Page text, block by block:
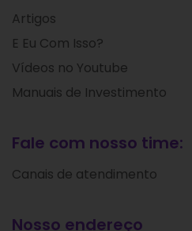
Artigos
E Eu Com Isso?
Vídeos no Youtube
Manuais de Investimento
Fale com nosso time:
Canais de atendimento
Nosso endereço